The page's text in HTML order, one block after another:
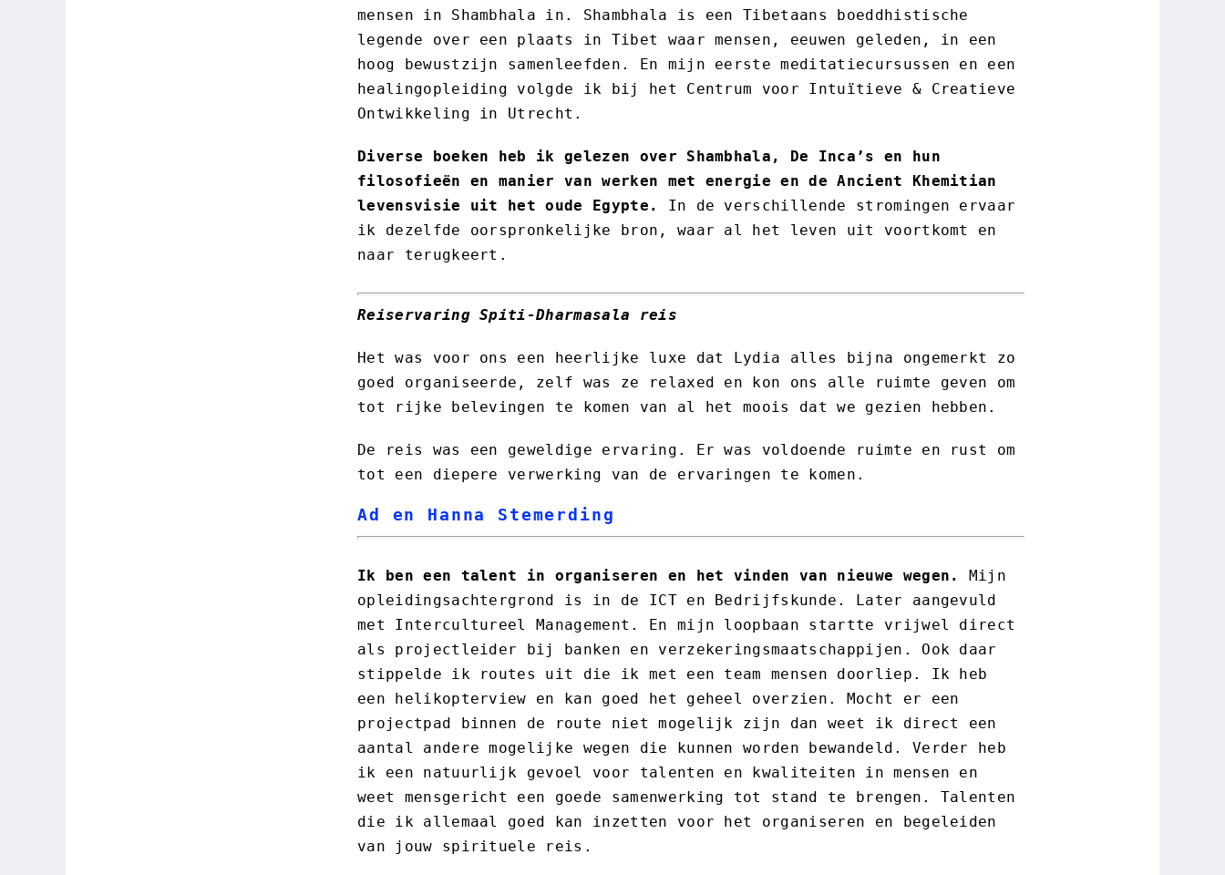
mensen in Shambhala in. Shambhala is een Tibetaans boeddhistische
legende over een plaats in Tibet waar mensen, eeuwen geleden, in een
hoog bewustzijn samenleefden. En mijn eerste meditatiecursussen en een
healingopleiding volgde ik bij het Centrum voor Intuïtieve & Creatieve
Ontwikkeling in Utrecht.
Diverse boeken heb ik gelezen over Shambhala, De Inca’s en hun
filosofieën en manier van werken met energie en de Ancient Khemitian
levensvisie uit het oude Egypte.
In de verschillende stromingen ervaar
ik dezelfde oorspronkelijke bron, waar al het leven uit voortkomt en
naar terugkeert.
Reiservaring Spiti-Dharmasala reis
Het was voor ons een heerlijke luxe dat Lydia alles bijna ongemerkt zo
goed organiseerde, zelf was ze relaxed en kon ons alle ruimte geven om
tot rijke belevingen te komen van al het moois dat we gezien hebben.
De reis was een geweldige ervaring. Er was voldoende ruimte en rust om
tot een diepere verwerking van de ervaringen te komen.
Ad en Hanna Stemerding
Ik ben een talent in organiseren en het vinden van nieuwe wegen.
Mijn
opleidingsachtergrond is in de ICT en Bedrijfskunde. Later aangevuld
met Intercultureel Management. En mijn loopbaan startte vrijwel direct
als projectleider bij banken en verzekeringsmaatschappijen. Ook daar
stippelde ik routes uit die ik met een team mensen doorliep. Ik heb
een helikopterview en kan goed het geheel overzien. Mocht er een
projectpad binnen de route niet mogelijk zijn dan weet ik direct een
aantal andere mogelijke wegen die kunnen worden bewandeld. Verder heb
ik een natuurlijk gevoel voor talenten en kwaliteiten in mensen en
weet mensgericht een goede samenwerking tot stand te brengen. Talenten
die ik allemaal goed kan inzetten voor het organiseren en begeleiden
van jouw spirituele reis.